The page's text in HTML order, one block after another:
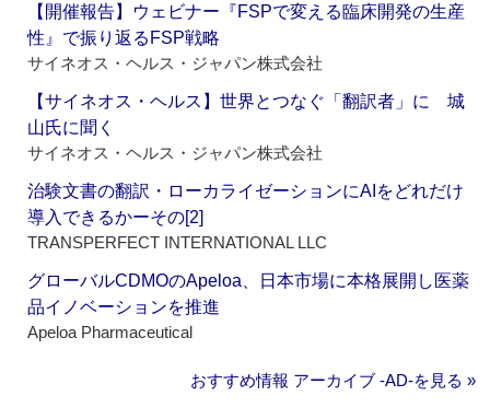
【開催報告】ウェビナー『FSPで変える臨床開発の生産
性』で振り返るFSP戦略
サイネオス・ヘルス・ジャパン株式会社
【サイネオス・ヘルス】世界とつなぐ「翻訳者」に 城
山氏に聞く
サイネオス・ヘルス・ジャパン株式会社
治験文書の翻訳・ローカライゼーションにAIをどれだけ
導入できるかーその[2]
TRANSPERFECT INTERNATIONAL LLC
グローバルCDMOのApeloa、日本市場に本格展開し医薬
品イノベーションを推進
Apeloa Pharmaceutical
おすすめ情報 アーカイブ ‐AD‐を見る »